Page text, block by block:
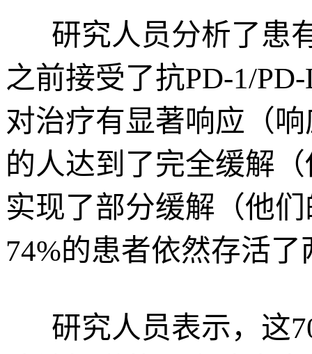
研究人员分析了患
之前接受了抗PD-1/
对治疗有显著响应（
的人达到了完全缓解
实现了部分缓解（他
74%的患者依然存活了
研究人员表示，这